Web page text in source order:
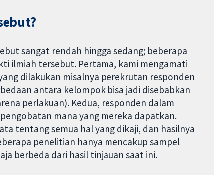
sangat rendah hingga sedang; beberapa
ilmiah tersebut. Pertama, kami mengamati
dilakukan misalnya perekrutan responden
antara kelompok bisa jadi disebabkan
perlakuan). Kedua, responden dalam
mana yang mereka dapatkan.
tentang semua hal yang dikaji, dan hasilnya
penelitian hanya mencakup sampel
berbeda dari hasil tinjauan saat ini.